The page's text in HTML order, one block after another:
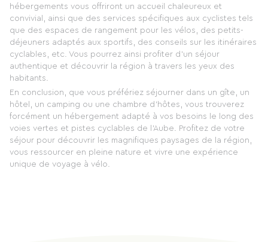
hébergements vous offriront un accueil chaleureux et
convivial, ainsi que des services spécifiques aux cyclistes tels
que des espaces de rangement pour les vélos, des petits-
déjeuners adaptés aux sportifs, des conseils sur les itinéraires
cyclables, etc. Vous pourrez ainsi profiter d'un séjour
authentique et découvrir la région à travers les yeux des
habitants.
En conclusion, que vous préfériez séjourner dans un gîte, un
hôtel, un camping ou une chambre d'hôtes, vous trouverez
forcément un hébergement adapté à vos besoins le long des
voies vertes et pistes cyclables de l'Aube. Profitez de votre
séjour pour découvrir les magnifiques paysages de la région,
vous ressourcer en pleine nature et vivre une expérience
unique de voyage à vélo.